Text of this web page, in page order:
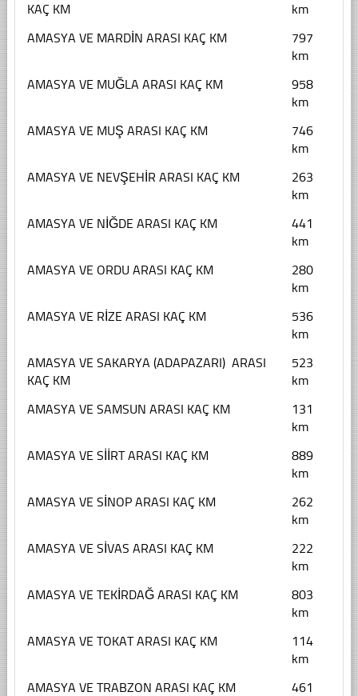
KAÇ KM
km
AMASYA VE MARDİN ARASI KAÇ KM
797
km
AMASYA VE MUĞLA ARASI KAÇ KM
958
km
AMASYA VE MUŞ ARASI KAÇ KM
746
km
AMASYA VE NEVŞEHİR ARASI KAÇ KM
263
km
AMASYA VE NİĞDE ARASI KAÇ KM
441
km
AMASYA VE ORDU ARASI KAÇ KM
280
km
AMASYA VE RİZE ARASI KAÇ KM
536
km
AMASYA VE SAKARYA (ADAPAZARI) ARASI
KAÇ KM
523
km
AMASYA VE SAMSUN ARASI KAÇ KM
131
km
AMASYA VE SİİRT ARASI KAÇ KM
889
km
AMASYA VE SİNOP ARASI KAÇ KM
262
km
AMASYA VE SİVAS ARASI KAÇ KM
222
km
AMASYA VE TEKİRDAĞ ARASI KAÇ KM
803
km
AMASYA VE TOKAT ARASI KAÇ KM
114
km
AMASYA VE TRABZON ARASI KAÇ KM
461